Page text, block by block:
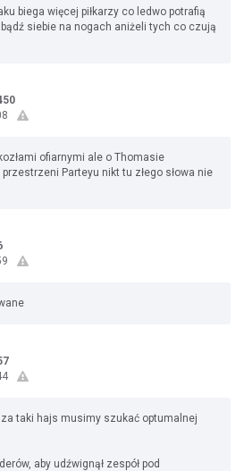
biega więcej piłkarzy co ledwo potrafią
siebie na nogach aniżeli tych co czują
ofiarnymi ale o Thomasie
Parteyu nikt tu złego słowa nie
taki hajs musimy szukać optumalnej
aby udźwignął zespół pod